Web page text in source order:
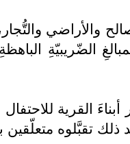
والأراضي والتُّجار،
الضّريبيّةِ
أبناءَ القرية
ذلك تقبَّلوه